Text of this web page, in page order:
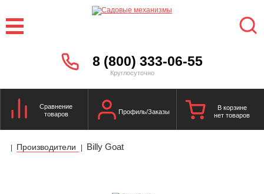
8 (800) 333-06-55
Круглосуточно
Сравнение
товаров
Профиль/Заказы
В корзине
нет товаров
| Производители | Billy Goat